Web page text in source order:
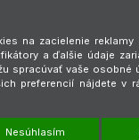
na zacielenie
a ďalšie údaje
spracúvať vaše osobné
preferencií nájdete v
Nesúhlasím